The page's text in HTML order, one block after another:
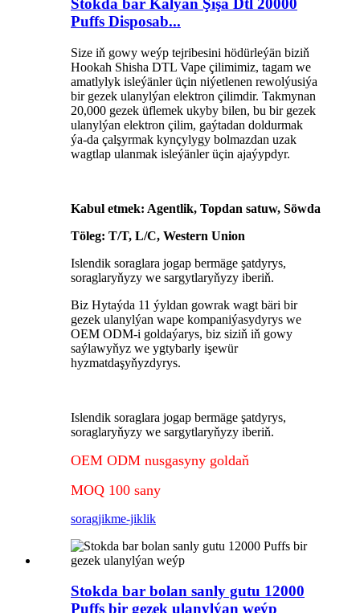
Stokda bar Kalýan Şişa Dtl 20000
Puffs Disposab...
Size iň gowy weýp tejribesini hödürleýän biziň
Hookah Shisha DTL Vape çilimimiz, tagam we
amatlylyk isleýänler üçin niýetlenen rewolýusiýa
bir gezek ulanylýan elektron çilimdir. Takmynan
20,000 gezek üflemek ukyby bilen, bu bir gezek
ulanylýan elektron çilim, gaýtadan doldurmak
ýa-da çalşyrmak kynçylygy bolmazdan uzak
wagtlap ulanmak isleýänler üçin ajaýypdyr.
Kabul etmek: Agentlik, Topdan satuw, Söwda
Töleg: T/T, L/C, Western Union
Islendik soraglara jogap bermäge şatdyrys,
soraglaryňyzy we sargytlaryňyzy iberiň.
Biz Hytaýda 11 ýyldan gowrak wagt bäri bir
gezek ulanylýan wape kompaniýasydyrys we
OEM ODM-i goldaýarys, biz siziň iň gowy
saýlawyňyz we ygtybarly işewür
hyzmatdaşyňyzdyrys.
Islendik soraglara jogap bermäge şatdyrys,
soraglaryňyzy we sargytlaryňyzy iberiň.
OEM ODM nusgasyny goldaň
MOQ 100 sany
soragjikme-jiklik
Stokda bar bolan sanly gutu 12000
Puffs bir gezek ulanylýan weýp